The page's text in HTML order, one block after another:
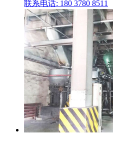
联系电话: 180 3780 8511